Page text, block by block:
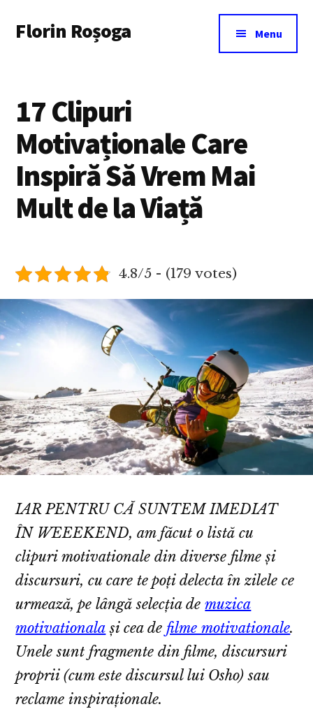
main
menu
Florin Roșoga Menu
17 Clipuri
Motivaționale Care
Inspiră Să Vrem Mai
Mult de la Viață
4.8/5 - (179 votes)
IAR PENTRU CĂ SUNTEM IMEDIAT
ÎN WEEEKEND, am făcut o listă cu
clipuri motivationale din diverse filme și
discursuri, cu care te poți delecta în zilele ce
urmează, pe lângă selecția demuzica
motivationala și cea defilme motivationale.
Unele sunt fragmente din filme, discursuri
proprii (cum este discursul lui Osho) sau
reclame inspiraționale.